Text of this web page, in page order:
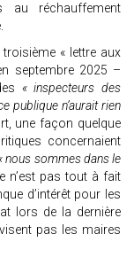
au réchauffement
« lettre aux
septembre 2025 –
« inspecteurs des
publique n’aurait rien
une façon quelque
concernaient
nous sommes dans le
n’est pas tout à fait
d’intérêt pour les
lors de la dernière
pas les maires